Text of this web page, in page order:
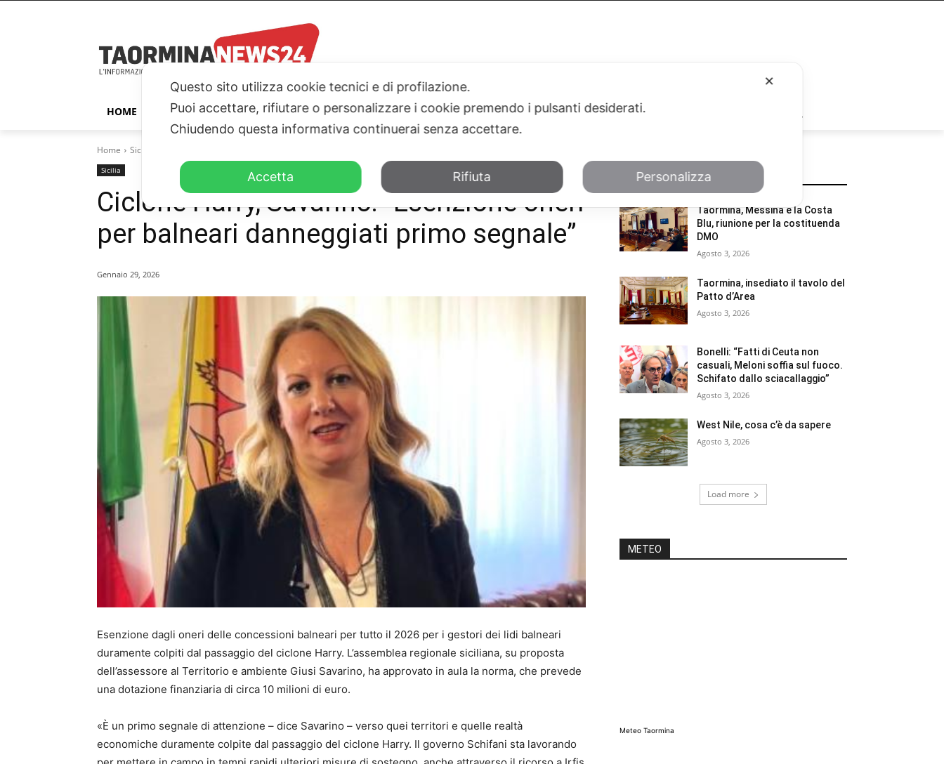
HOME TAORMINA ITALIA – ESTERI PARLAMENTO SICILIA SALUTE SPORT TN24TV
Home Sicilia
Sicilia
Ciclone Harry, Savarino: “Esenzione oneri
per balneari danneggiati primo segnale”
Gennaio 29, 2026
Esenzione dagli oneri delle concessioni balneari per tutto il 2026 per i gestori dei lidi balneari
duramente colpiti dal passaggio del ciclone Harry. L’assemblea regionale siciliana, su proposta
dell’assessore al Territorio e ambiente Giusi Savarino, ha approvato in aula la norma, che prevede
una dotazione finanziaria di circa 10 milioni di euro.
«È un primo segnale di attenzione – dice Savarino – verso quei territori e quelle realtà
economiche duramente colpite dal passaggio del ciclone Harry. Il governo Schifani sta lavorando
POTREBBE INTERESSARTI
Taormina, Messina e la Costa
Blu, riunione per la costituenda
DMO
Agosto 3, 2026
Taormina, insediato il tavolo del
Patto d’Area
Agosto 3, 2026
Bonelli: “Fatti di Ceuta non
casuali, Meloni soffia sul fuoco.
Schifato dallo sciacallaggio”
Agosto 3, 2026
West Nile, cosa c’è da sapere
Agosto 3, 2026
Load more
METEO
Meteo Taormina
✕
Questo sito utilizza cookie tecnici e di profilazione.
Puoi accettare, rifiutare o personalizzare i cookie premendo i pulsanti desiderati.
Chiudendo questa informativa continuerai senza accettare.
Accetta Rifiuta Personalizza